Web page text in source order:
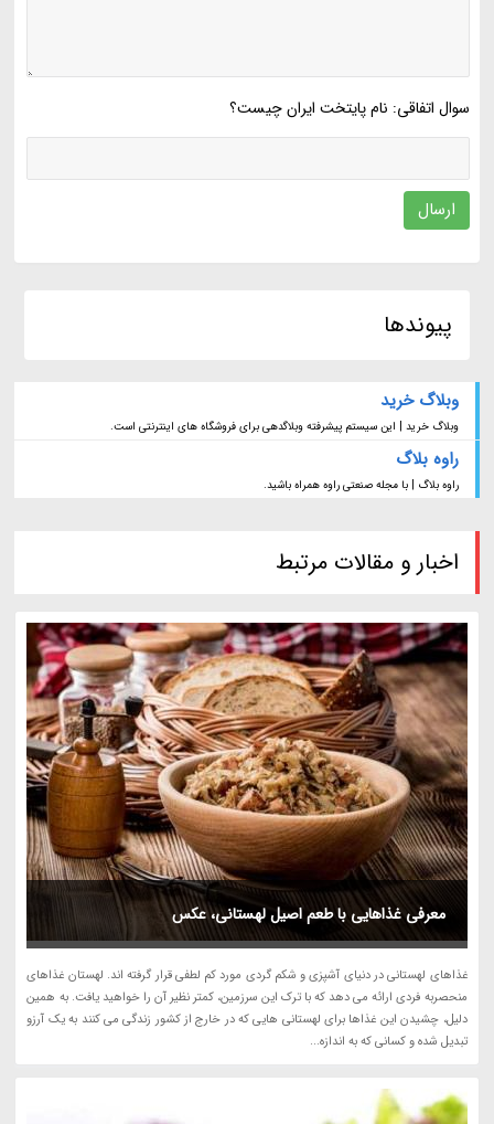
سوال اتفاقی: نام پایتخت ایران چیست؟
ارسال
پیوندها
وبلاگ خرید
وبلاگ خرید | این سیستم پیشرفته وبلاگدهی برای فروشگاه های اینترنتی است.
راوه بلاگ
راوه بلاگ | با مجله صنعتی راوه همراه باشید.
اخبار و مقالات مرتبط
معرفی غذاهایی با طعم اصیل لهستانی، عکس
غذاهای لهستانی در دنیای آشپزی و شکم گردی مورد کم لطفی قرار گرفته اند. لهستان غذاهای
منحصربه فردی ارائه می دهد که با ترک این سرزمین، کمتر نظیر آن را خواهید یافت. به همین
دلیل، چشیدن این غذاها برای لهستانی هایی که در خارج از کشور زندگی می کنند به یک آرزو
تبدیل شده و کسانی که به اندازه...